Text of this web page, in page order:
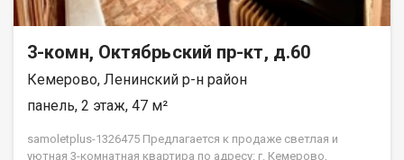
3-комн, Октябрьский пр-кт, д.60
Кемерово, Ленинский р-н район
панель, 2 этаж, 47 м²
samoletplus-1326475 Предлагается к продаже светлая и
уютная 3-комнатная квартира по адресу: г. Кемерово,